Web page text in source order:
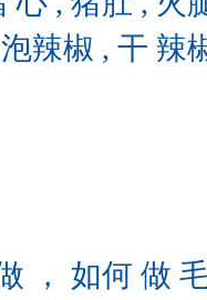
辣椒 , 干 辣
， 如何 做